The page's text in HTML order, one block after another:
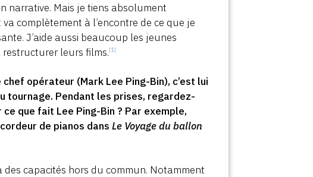
narrative. Mais je tiens absolument
complètement à l’encontre de ce que je
J’aide aussi beaucoup les jeunes
leurs films.[1]
opérateur (Mark Lee Ping-Bin), c’est lui
tournage. Pendant les prises, regardez-
que fait Lee Ping-Bin ? Par exemple,
de pianos dansLe Voyage du ballon
capacités hors du commun. Notamment